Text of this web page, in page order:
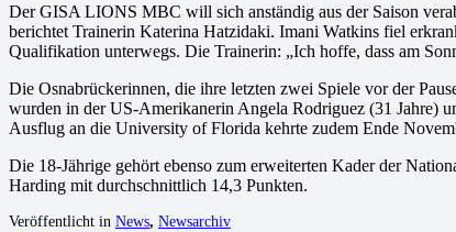
Der GISA LIONS MBC will sich anständig aus der Saison
berichtet Trainerin Katerina Hatzidaki. Imani Watkins fiel
Qualifikation unterwegs. Die Trainerin: „Ich hoffe, dass am
Die Osnabrückerinnen, die ihre letzten zwei Spiele vor der
wurden in der US-Amerikanerin Angela Rodriguez (31 Jahre)
Ausflug an die University of Florida kehrte zudem Ende
Die 18-Jährige gehört ebenso zum erweiterten Kader der
Harding mit durchschnittlich 14,3 Punkten.
Veröffentlicht in News, Newsarchiv